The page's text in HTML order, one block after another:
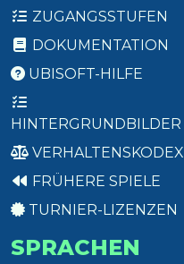
ZUGANGSSTUFEN
DOKUMENTATION
UBISOFT-HILFE
HINTERGRUNDBILDER
VERHALTENSKODEX
FRÜHERE SPIELE
TURNIER-LIZENZEN
SPRACHEN